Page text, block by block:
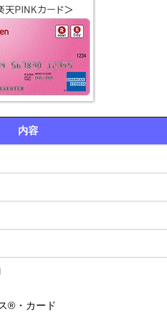
内容
®︎・カード